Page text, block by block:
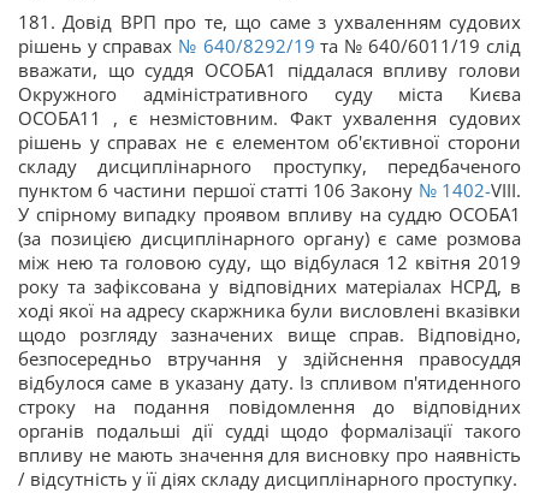
181. Довід ВРП про те, що саме з ухваленням судових
рішень у справах № 640/8292/19 та № 640/6011/19 слід
вважати, що суддя ОСОБА1 піддалася впливу голови
Окружного адміністративного суду міста Києва
ОСОБА11 , є незмістовним. Факт ухвалення судових
рішень у справах не є елементом об'єктивної сторони
складу дисциплінарного проступку, передбаченого
пунктом 6 частини першої статті 106 Закону № 1402-VIII.
У спірному випадку проявом впливу на суддю ОСОБА1
(за позицією дисциплінарного органу) є саме розмова
між нею та головою суду, що відбулася 12 квітня 2019
року та зафіксована у відповідних матеріалах НСРД, в
ході якої на адресу скаржника були висловлені вказівки
щодо розгляду зазначених вище справ. Відповідно,
безпосередньо втручання у здійснення правосуддя
відбулося саме в указану дату. Із спливом п'ятиденного
строку на подання повідомлення до відповідних
органів подальші дії судді щодо формалізації такого
впливу не мають значення для висновку про наявність
/ відсутність у її діях складу дисциплінарного проступку.